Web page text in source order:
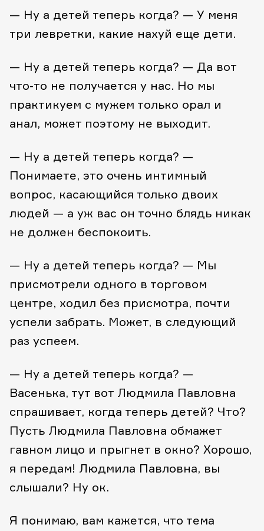
— Ну а детей теперь когда? — У меня
три левретки, какие нахуй еще дети.
— Ну а детей теперь когда? — Да вот
что-то не получается у нас. Но мы
практикуем с мужем только орал и
анал, может поэтому не выходит.
— Ну а детей теперь когда? —
Понимаете, это очень интимный
вопрос, касающийся только двоих
людей — а уж вас он точно блядь никак
не должен беспокоить.
— Ну а детей теперь когда? — Мы
присмотрели одного в торговом
центре, ходил без присмотра, почти
успели забрать. Может, в следующий
раз успеем.
— Ну а детей теперь когда? —
Васенька, тут вот Людмила Павловна
спрашивает, когда теперь детей? Что?
Пусть Людмила Павловна обмажет
гавном лицо и прыгнет в окно? Хорошо,
я передам! Людмила Павловна, вы
слышали? Ну ок.
Я понимаю, вам кажется, что тема